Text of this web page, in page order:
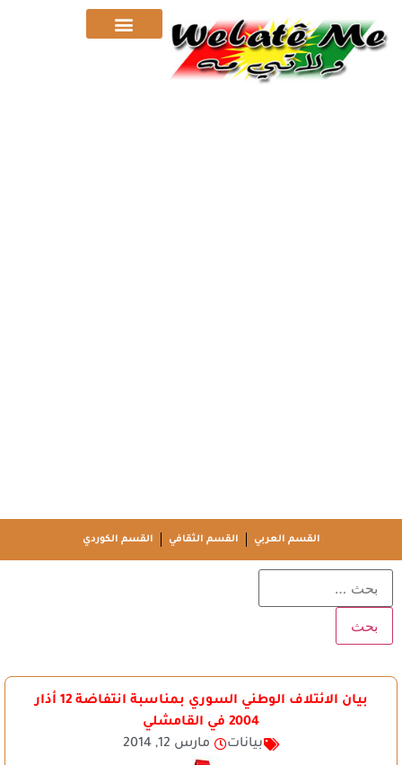
القسم العربي القسم الثقافي القسم الكوردي
بيان الائتلاف الوطني السوري بمناسبة انتفاضة 12 أذار
2004 في القامشلي
بيانات
مارس 12, 2014